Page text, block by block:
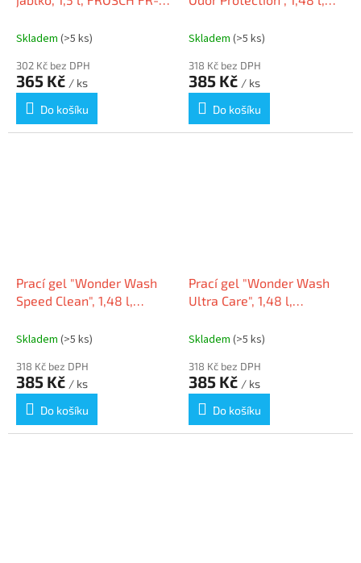
Skladem (>5 ks)
302 Kč bez DPH
365 Kč / ks
Do košíku
Skladem (>5 ks)
318 Kč bez DPH
385 Kč / ks
Do košíku
Prací gel "Wonder Wash
Speed Clean", 1,48 l,
Skladem (>5 ks)
318 Kč bez DPH
385 Kč / ks
Do košíku
Prací gel "Wonder Wash
Ultra Care", 1,48 l,
Skladem (>5 ks)
318 Kč bez DPH
385 Kč / ks
Do košíku